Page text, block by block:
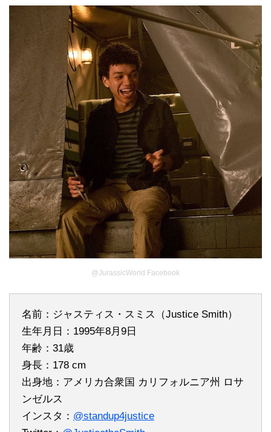
@JurassicWorld Facebook
名前：ジャスティス・スミス（Justice Smith）
生年月日：1995年8月9日
年齢：31歳
身長：178 cm
出身地：アメリカ合衆国 カリフォルニア州 ロサ
ンゼルス
インスタ： @standup4justice